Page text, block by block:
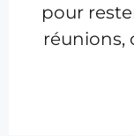
pour
réunions,